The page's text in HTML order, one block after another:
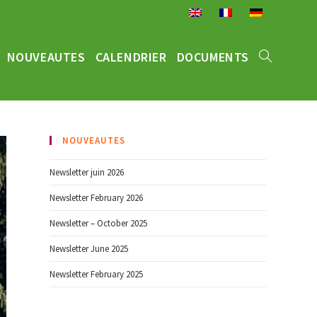
NOUVEAUTES CALENDRIER DOCUMENTS
NOUVEAUTES
Newsletter juin 2026
Newsletter February 2026
Newsletter – October 2025
Newsletter June 2025
Newsletter February 2025